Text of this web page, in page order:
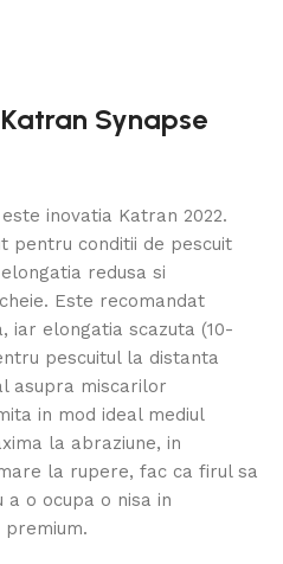
Synapse
inovatia Katran 2022.
pentru conditii de pescuit
redusa si
Este recomandat
iar elongatia scazuta (10-
pescuitul la distanta
asupra miscarilor
in mod ideal mediul
la abraziune, in
la rupere, fac ca firul sa
o ocupa o nisa in